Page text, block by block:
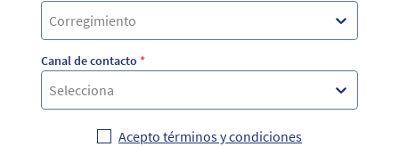
Corregimiento
Canal de contacto *
Selecciona
Acepto términos y condiciones